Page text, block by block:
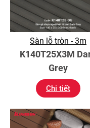
Sàn lỗ tròn - 3m
K140T25X3M
Grey
Chi tiết